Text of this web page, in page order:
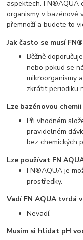
aspektech. FN®AQUA
organismy v bazénové
přemnoží a budete to
Jak často se musí
Běžně
nebo pokud se
mikroorganismy
zkrátit periodiku
Lze bazénovou
Při vhodném
pravidelném
bez chemických
Lze používat FN
FN®AQUA je
prostředky.
Vadí FN AQUA tvrdá
Nevadí.
Musím si hlídat pH